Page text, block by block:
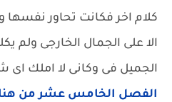
كلام اخر فكانت تحاور نفسها
الا على الجمال الخارجى ولم
الجميل فى وكانى لا املك اى
الفصل الخامس عشر من